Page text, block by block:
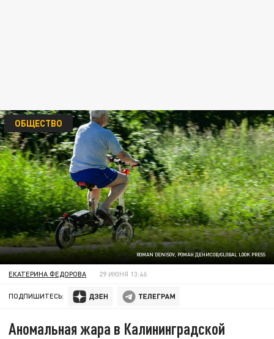
ROMAN DENISOV, РОМАН ДЕНИСОВ/GLOBAL LOOK PRESS
ОБЩЕСТВО
ЕКАТЕРИНА ФЕДОРОВА 29 ИЮНЯ 13:46
ПОДПИШИТЕСЬ:
Аномальная жара в Калининградской